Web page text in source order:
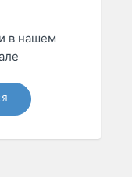
в нашем